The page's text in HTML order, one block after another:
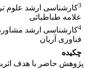
3کارشناسی ارشد علوم
علامه طباطبائی
4کارشناسی ارشد
فناوری آریان
چکیده
پژوهش حاضر با هدف